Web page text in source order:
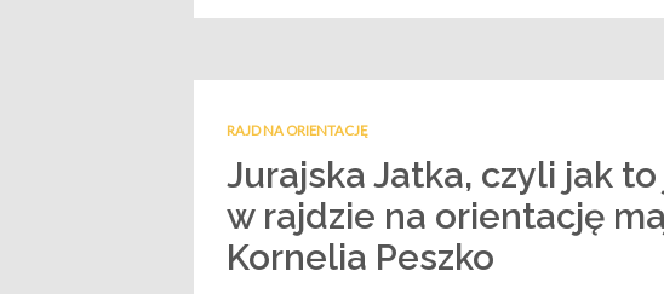
RAJD NA ORIENTACJĘ
Jurajska Jatka, czyli jak
w rajdzie na orientację
Kornelia Peszko